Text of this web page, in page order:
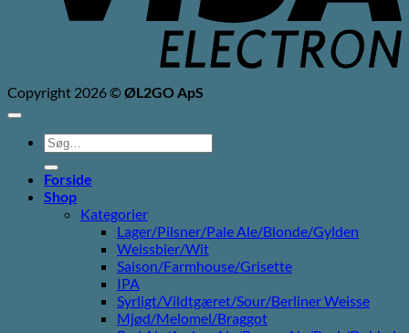
Copyright 2026 ©ØL2GO ApS
Søg
efter:
Forside
Shop
Kategorier
Lager/Pilsner/Pale Ale/Blonde/Gylden
Weissbier/Wit
Saison/Farmhouse/Grisette
IPA
Syrligt/Vildtgæret/Sour/Berliner Weisse
Mjød/Melomel/Braggot